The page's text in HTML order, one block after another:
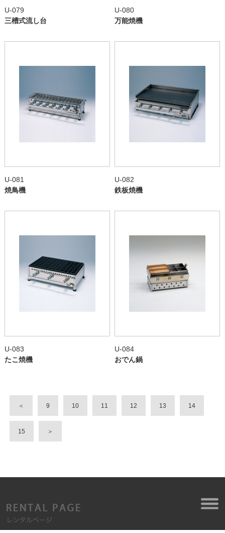
U-079
三槽式流し台
U-080
万能焼機
U-081
焼鳥機
U-082
鉄板焼機
U-083
たこ焼機
U-084
おでん鍋
＜ 9 10 11 12 13 14
15 ＞